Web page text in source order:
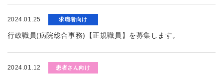
2024.01.25 求職者向け
行政職員(病院総合事務)【正規職員】を募集します。
2024.01.12 患者さん向け